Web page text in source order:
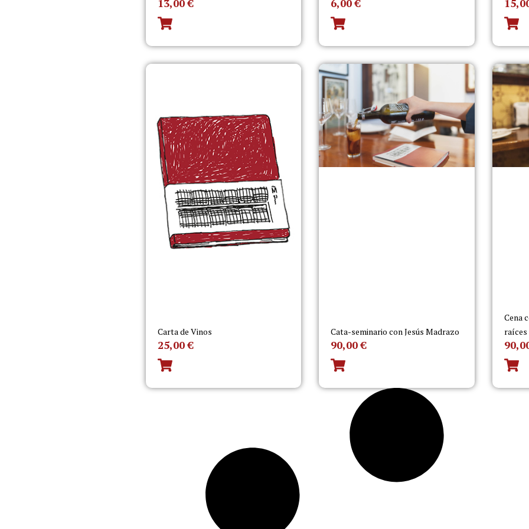
13,00€ 6,00€
Carta de Vinos
25,00€
Cata-seminario con Jesús Madrazo
90,00€
Cena
raíces